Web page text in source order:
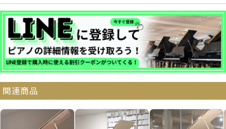
分割払いシミュレーション
納品・サービス・消音取付可能エリア
よくある質問 送料について
関連商品